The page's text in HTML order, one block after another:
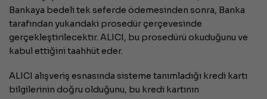
Bankaya bedeli tek seferde ödemesinden sonra, Banka
tarafından yukarıdaki prosedür çerçevesinde
gerçekleştirilecektir. ALICI, bu prosedürü okuduğunu ve
kabul ettiğini taahhüt eder.
ALICI alışveriş esnasında sisteme tanımladığı kredi kartı
bilgilerinin doğru olduğunu, bu kredi kartının